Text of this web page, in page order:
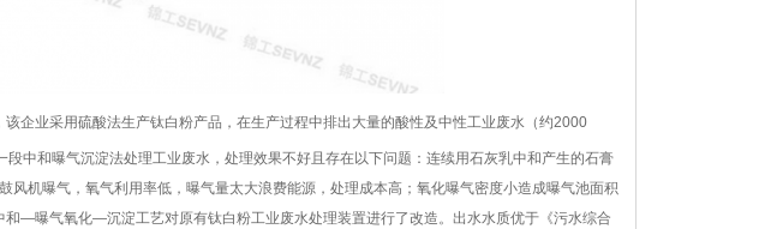
企业采用硫酸法生产钛白粉产品，在生产过程中排出大量的酸性及中性工业废水（约2000
中和曝气沉淀法处理工业废水，处理效果不好且存在以下问题：连续用石灰乳中和产生的石膏
机曝气，氧气利用率低，曝气量太大浪费能源，处理成本高；氧化曝气密度小造成曝气池面积
—曝气氧化—沉淀工艺对原有钛白粉工业废水处理装置进行了改造。出水水质优于《污水综合